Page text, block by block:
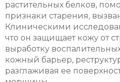
растительных белков,
признаки старения,
Клиническими
что он защищает кожу от
выработку
кожный барьер,
разглаживая ее